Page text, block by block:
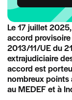
Le 17 juillet
accord
2013/11/UE du
extrajudiciaire
accord est
nombreux points
au MEDEF et à